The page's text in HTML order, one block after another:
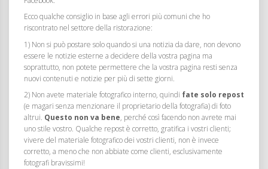
Ecco qualche consiglio in base agli errori più comuni che ho
riscontrato nel settore della ristorazione:
1) Non si può postare solo quando si una notizia da dare, non devono
essere le notizie esterne a decidere della vostra pagina ma
soprattutto, non potete permettere che la vostra pagina resti senza
nuovi contenuti e notizie per più di sette giorni.
2) Non avete materiale fotografico interno, quindi fate solo repost
(e magari senza menzionare il proprietario della fotografia) di foto
altrui. Questo non va bene, perché così facendo non avrete mai
uno stile vostro. Qualche repost è corretto, gratifica i vostri clienti;
vivere del materiale fotografico dei vostri clienti, non è invece
corretto, a meno che non abbiate come clienti, esclusivamente
fotografi bravissimi!